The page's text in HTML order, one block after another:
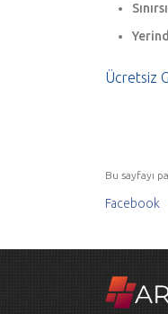
Ücretsiz
Bu sayfayı
Facebook